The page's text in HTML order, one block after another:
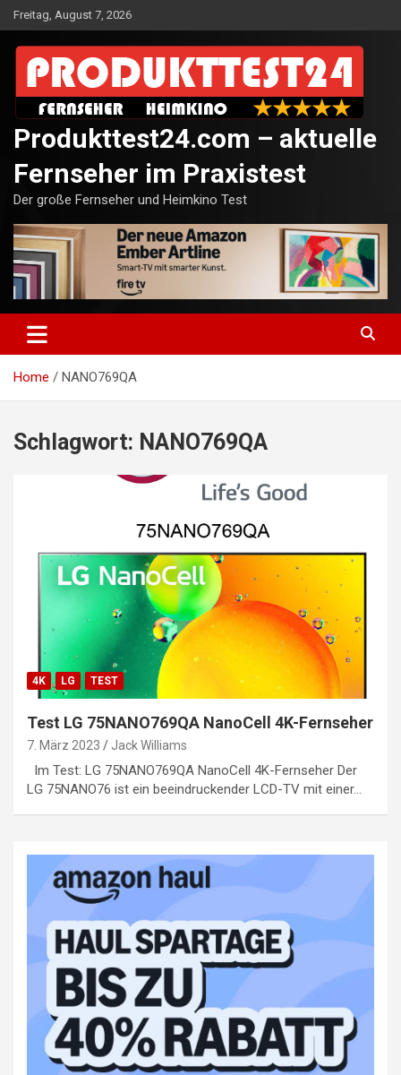
Skip
to
content
Freitag, August 7, 2026
Produkttest24.com – aktuelle
Fernseher im Praxistest
Der große Fernseher und Heimkino Test
Home NANO769QA
Schlagwort: NANO769QA
4K LG TEST
Test LG 75NANO769QA NanoCell 4K-Fernseher
7. März 2023 Jack Williams
Im Test: LG 75NANO769QA NanoCell 4K-Fernseher Der
LG 75NANO76 ist ein beeindruckender LCD-TV mit einer…